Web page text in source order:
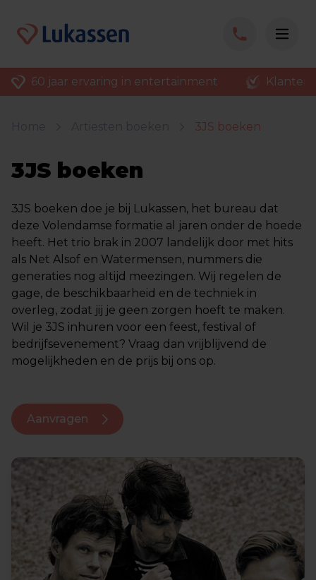
60 jaar ervaring in entertainment
3JS boeken
3JS boeken
3JS boeken doe je bij Lukassen, het bureau dat
deze Volendamse formatie al jaren onder de hoede
heeft. Het trio brak in 2007 landelijk door met hits
als Net Alsof en Watermensen, nummers die
generaties nog altijd meezingen. Wij regelen de
gage, de beschikbaarheid en de techniek in
overleg, zodat jij je geen zorgen hoeft te maken.
Wil je 3JS inhuren voor een feest, festival of
bedrijfsevenement? Vraag dan vrijblijvend de
mogelijkheden en de prijs bij ons op.
Aanvragen